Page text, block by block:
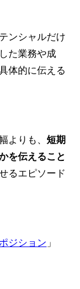
ンシャルだけ
た業務や成
体的に伝える
よりも、 短期
を伝えること
るエピソード
ジション 」